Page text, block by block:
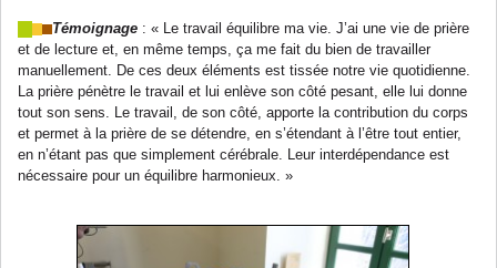
Témoignage : « Le travail équilibre ma vie. J’ai une vie de prière
et de lecture et, en même temps, ça me fait du bien de travailler
manuellement. De ces deux éléments est tissée notre vie quotidienne.
La prière pénètre le travail et lui enlève son côté pesant, elle lui donne
tout son sens. Le travail, de son côté, apporte la contribution du corps
et permet à la prière de se détendre, en s’étendant à l’être tout entier,
en n’étant pas que simplement cérébrale. Leur interdépendance est
nécessaire pour un équilibre harmonieux. »